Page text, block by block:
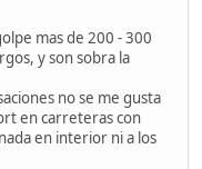
mas de 200 - 300
y son sobra la
no se me gusta
en carreteras con
en interior ni a los